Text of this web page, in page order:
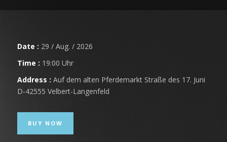
Date : 29 / Aug. / 2026
Time : 19:00 Uhr
Address : Auf dem alten Pferdemarkt Straße des 17. Juni
D-42555 Velbert-Langenfeld
BUY NOW